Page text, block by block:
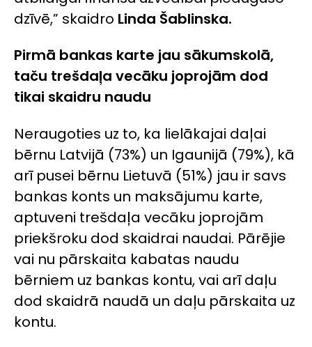
dzīvē,” skaidro Linda Šablinska.
Pirmā bankas karte jau sākumskolā,
taču trešdaļa vecāku joprojām dod
tikai skaidru naudu
Neraugoties uz to, ka lielākajai daļai
bērnu Latvijā (73%) un Igaunijā (79%), kā
arī pusei bērnu Lietuvā (51%) jau ir savs
bankas konts un maksājumu karte,
aptuveni trešdaļa vecāku joprojām
priekšroku dod skaidrai naudai. Pārējie
vai nu pārskaita kabatas naudu
bērniem uz bankas kontu, vai arī daļu
dod skaidrā naudā un daļu pārskaita uz
kontu.